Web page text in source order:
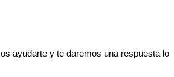
ayudarte y te daremos una respuesta lo